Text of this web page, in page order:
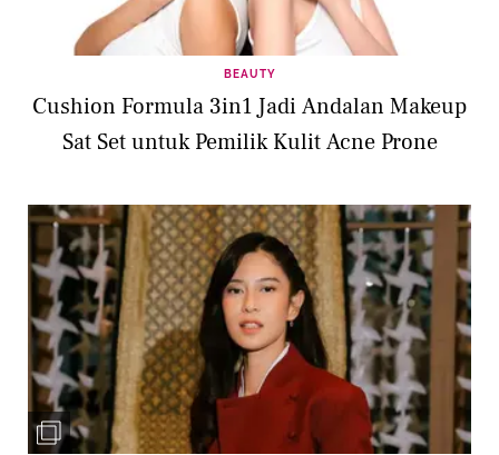
BEAUTY
Cushion Formula 3in1 Jadi Andalan Makeup
Sat Set untuk Pemilik Kulit Acne Prone